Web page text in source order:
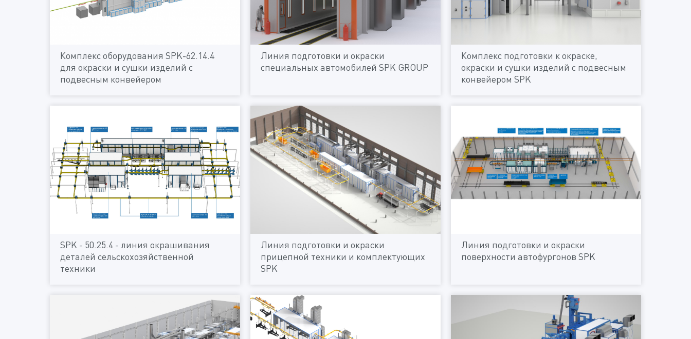
Комплекс оборудования SPK-62.14.4
для окраски и сушки изделий с
подвесным конвейером
Линия подготовки и окраски
специальных автомобилей SPK GROUP
Комплекс подготовки к окраске,
окраски и сушки изделий с подвесным
конвейером SPK
SPK - 50.25.4 - линия окрашивания
деталей сельскохозяйственной
техники
Линия подготовки и окраски
прицепной техники и комплектующих
SPK
Линия подготовки и окраски
поверхности автофургонов SPK